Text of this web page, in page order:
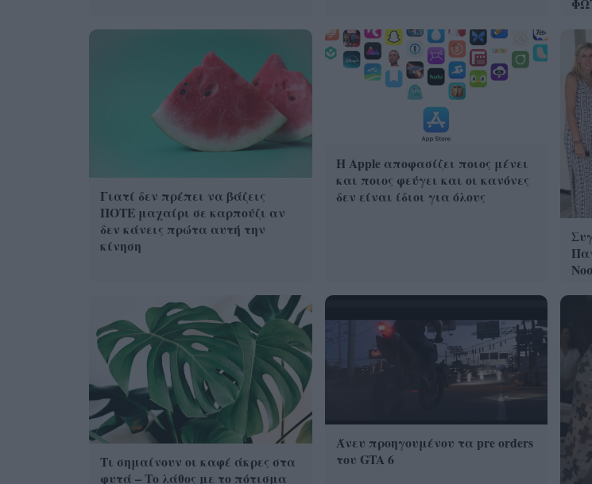
Γιατί δεν πρέπει να βάζεις
ΠΟΤΕ μαχαίρι σε καρπούζι αν
δεν κάνεις πρώτα αυτή την
κίνηση
Η Apple αποφασίζει ποιος μένει
και ποιος φεύγει και οι κανόνες
δεν είναι ίδιοι για όλους
Τι σημαίνουν οι καφέ άκρες στα
φυτά – Το λάθος με το πότισμα
Άνευ προηγουμένου τα pre orders
του GTA 6